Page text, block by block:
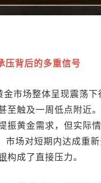
压背后的多重信号
金市场整体呈现震荡
至触及一周低点附近
黄金需求，但实际
市场对短期内达成重
构成了直接压力。